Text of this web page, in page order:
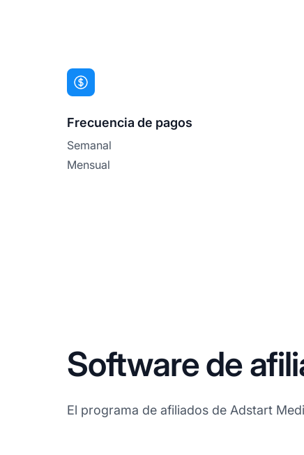
Frecuencia de pagos
Semanal
Mensual
Software de
El programa de afiliados de Adstart